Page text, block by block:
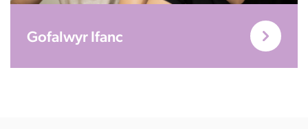
Gofalwyr Ifanc